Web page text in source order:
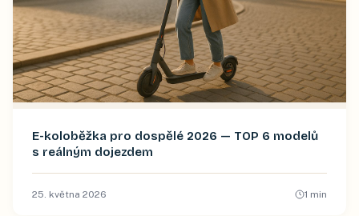
E-koloběžka pro dospělé 2026 — TOP 6 modelů
s reálným dojezdem
25. května 2026 1 min